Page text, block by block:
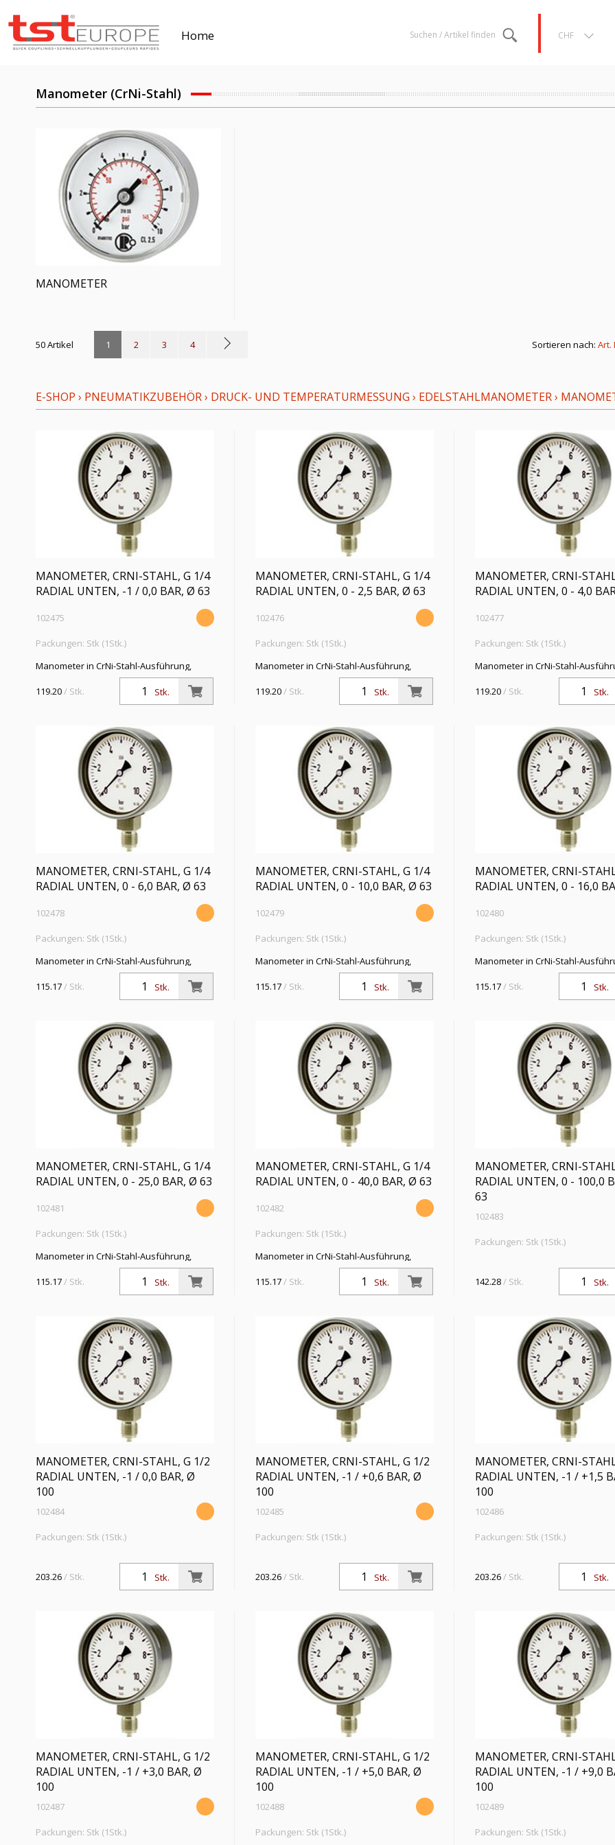
CHF
Suchen / Artikel finden
Home
Manometer (CrNi-Stahl)
MANOMETER
Sortieren nach: Art.
50 Artikel 1 2 3 4
E-SHOP › PNEUMATIKZUBEHÖR› DRUCK- UND TEMPERATURMESSUNG › EDELSTAHLMANOMETER›
MANOMETER, CRNI-STAHL, G 1/4
RADIAL UNTEN, -1 / 0,0 BAR, Ø 63
102475
Packungen: Stk (1Stk.)
Manometer in CrNi-Stahl-Ausführung,
Anschluss radial unten, G 1/4, Typ 232.50,
Güteklasse 1,6, Messber. -1 / 0,0 bar, Ø 63
Stk.
119.20/ Stk.
MANOMETER, CRNI-STAHL, G 1/4
RADIAL UNTEN, 0 - 2,5 BAR, Ø 63
102476
Packungen: Stk (1Stk.)
Manometer in CrNi-Stahl-Ausführung,
Anschluss radial unten, G 1/4, Typ 232.50,
Güteklasse 1,6, Messber. 0 - 2,5 bar, Ø 63
Stk.
119.20/ Stk.
MANOMETER, CRNI-
RADIAL UNTEN, 0 - 4,0
102477
Packungen: Stk (1Stk.)
Manometer in CrNi-Stahl-
Anschluss radial unten, G 1/4,
Güteklasse 1,6, Messber. 0 - 4,0
Stk.
119.20/ Stk.
MANOMETER, CRNI-STAHL, G 1/4
RADIAL UNTEN, 0 - 6,0 BAR, Ø 63
102478
Packungen: Stk (1Stk.)
Manometer in CrNi-Stahl-Ausführung,
Anschluss radial unten, G 1/4, Typ 232.50,
Güteklasse 1,6, Messber. 0 - 6,0 bar, Ø 63
Stk.
115.17/ Stk.
MANOMETER, CRNI-STAHL, G 1/4
RADIAL UNTEN, 0 - 10,0 BAR, Ø 63
102479
Packungen: Stk (1Stk.)
Manometer in CrNi-Stahl-Ausführung,
Anschluss radial unten, G 1/4, Typ 232.50,
Güteklasse 1,6, Messber. 0 - 10,0 bar, Ø 63
Stk.
115.17/ Stk.
MANOMETER, CRNI-
RADIAL UNTEN, 0 - 16,0
102480
Packungen: Stk (1Stk.)
Manometer in CrNi-Stahl-
Anschluss radial unten, G 1/4,
Güteklasse 1,6, Messber. 0 - 16,0
Stk.
115.17/ Stk.
MANOMETER, CRNI-STAHL, G 1/4
RADIAL UNTEN, 0 - 25,0 BAR, Ø 63
102481
Packungen: Stk (1Stk.)
Manometer in CrNi-Stahl-Ausführung,
Anschluss radial unten, G 1/4, Typ 232.50,
Güteklasse 1,6, Messber. 0 - 25,0 bar, Ø 63
Stk.
115.17/ Stk.
MANOMETER, CRNI-STAHL, G 1/4
RADIAL UNTEN, 0 - 40,0 BAR, Ø 63
102482
Packungen: Stk (1Stk.)
Manometer in CrNi-Stahl-Ausführung,
Anschluss radial unten, G 1/4, Typ 232.50,
Güteklasse 1,6, Messber. 0 - 40,0 bar, Ø 63
Stk.
115.17/ Stk.
MANOMETER, CRNI-
RADIAL UNTEN, 0 - 100,0
63
102483
Packungen: Stk (1Stk.)
Anschluss radial unten, G 1/4, Typ
Güteklasse 1,6, Messber. 0 -
Stk.
142.28/ Stk.
MANOMETER, CRNI-STAHL, G 1/2
RADIAL UNTEN, -1 / 0,0 BAR, Ø
100
102484
Packungen: Stk (1Stk.)
Anschluss radial unten, G 1/2, Typ 232.50,
Güteklasse 1,0, Messber. -1 / 0,0 bar, Ø 100
Stk.
203.26/ Stk.
MANOMETER, CRNI-STAHL, G 1/2
RADIAL UNTEN, -1 / +0,6 BAR, Ø
100
102485
Packungen: Stk (1Stk.)
Anschluss radial unten, G 1/2, Typ 232.50,
Güteklasse 1,0, Messber. -1 / +0,6 bar, Ø
Stk.
203.26/ Stk.
MANOMETER, CRNI-
RADIAL UNTEN, -1 / +1,5
100
102486
Packungen: Stk (1Stk.)
Anschluss radial unten, G 1/2, Typ
Güteklasse 1,0, Messber. -1 /
Stk.
203.26/ Stk.
MANOMETER, CRNI-STAHL, G 1/2
RADIAL UNTEN, -1 / +3,0 BAR, Ø
100
102487
Packungen: Stk (1Stk.)
MANOMETER, CRNI-STAHL, G 1/2
RADIAL UNTEN, -1 / +5,0 BAR, Ø
100
102488
Packungen: Stk (1Stk.)
MANOMETER, CRNI-
RADIAL UNTEN, -1 / +9,0
100
102489
Packungen: Stk (1Stk.)